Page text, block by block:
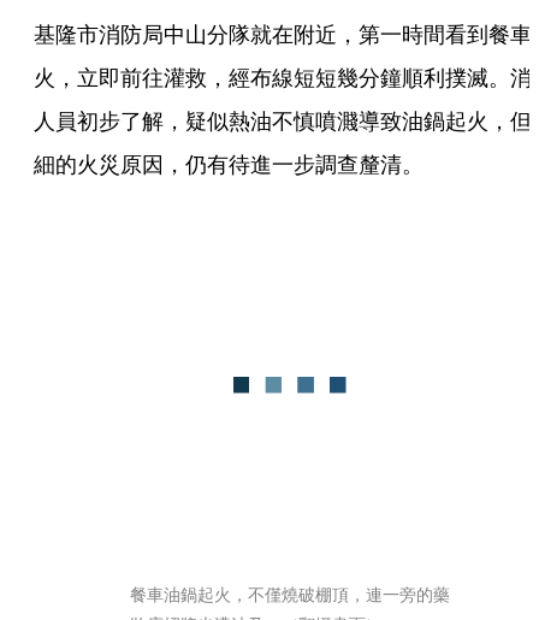
基隆市消防局中山分隊就在附近，第一時間看到餐車
火，立即前往灌救，經布線短短幾分鐘順利撲滅。消
人員初步了解，疑似熱油不慎噴濺導致油鍋起火，但
細的火災原因，仍有待進一步調查釐清。
餐車油鍋起火，不僅燒破棚頂，連一旁的藥